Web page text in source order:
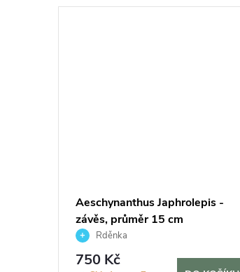
Aeschynanthus Japhrolepis -
závěs, průměr 15 cm
Rděnka
750 Kč